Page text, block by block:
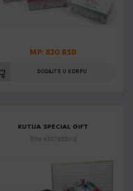
MP: 830 RSD
DODAJTE U KORPU
KUTIJA SPECIAL GIFT
Šifra: K30768BX-2